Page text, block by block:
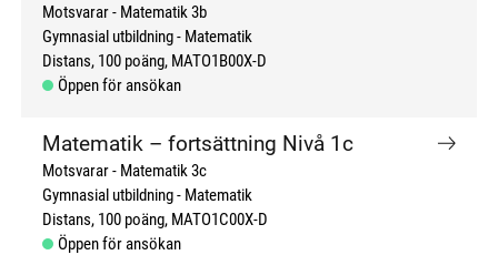
Motsvarar - Matematik 3b
Gymnasial utbildning
Matematik
Distans 100 poäng MATO1B00X-D
Öppen för ansökan
Matematik – fortsättning Nivå 1c
Motsvarar - Matematik 3c
Gymnasial utbildning
Matematik
Distans 100 poäng MATO1C00X-D
Öppen för ansökan